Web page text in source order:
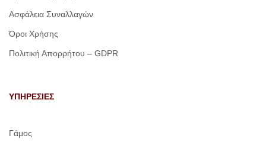
Ασφάλεια Συναλλαγών
Όροι Χρήσης
Πολιτική Απορρήτου – GDPR
ΥΠΗΡΕΣΙΕΣ
Γάμος